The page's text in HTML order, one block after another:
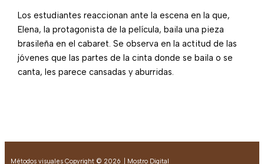
Los estudiantes reaccionan ante la escena en la que,
Elena, la protagonista de la película, baila una pieza
brasileña en el cabaret. Se observa en la actitud de las
jóvenes que las partes de la cinta donde se baila o se
canta, les parece cansadas y aburridas.
Métodos visuales Copyright © 2026 | Mostro Digital